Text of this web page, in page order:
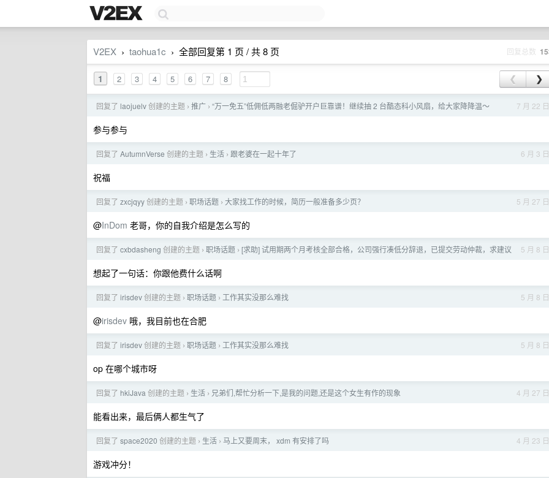
V2EX › taohua1c › 全部回复第 1 页 / 共 8 页 回复总数
1 2 3 4 5 6 7 8 ❮ ❯
7 月 22 日
回复了 laojuelv创建的主题 › 推广 › “万一免五”低佣低两融老倔驴开户巨靠谱！继续抽 2 台酷态科小风扇，给大家降降温～
参与参与
6 月 3 日
回复了 AutumnVerse 创建的主题 › 生活 › 跟老婆在一起十年了
祝福
5 月 27 日
回复了 zxcjqyy创建的主题 › 职场话题 › 大家找工作的时候，简历一般准备多少页？
@InDom 老哥，你的自我介绍是怎么写的
5 月 8 日
回复了 cxbdasheng 创建的主题 › 职场话题 › [求助] 试用期两个月考核全部合格，公司强行凑低分辞退，已提交劳动仲裁，求建议
想起了一句话：你跟他费什么话啊
5 月 8 日
回复了 irisdev创建的主题 › 职场话题 › 工作其实没那么难找
@irisdev 哦，我目前也在合肥
5 月 8 日
回复了 irisdev创建的主题 › 职场话题 › 工作其实没那么难找
op 在哪个城市呀
4 月 27 日
回复了 hkiJava 创建的主题 › 生活 › 兄弟们,帮忙分析一下,是我的问题,还是这个女生有作的现象
能看出来，最后俩人都生气了
4 月 23 日
回复了 space2020 创建的主题 › 生活 › 马上又要周末， xdm 有安排了吗
游戏冲分！